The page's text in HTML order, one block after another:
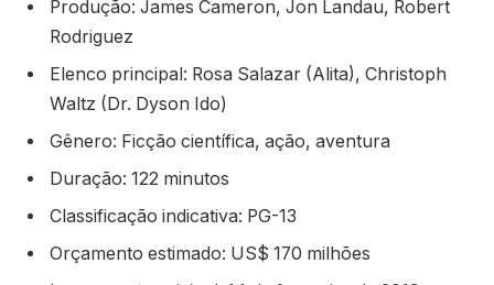
Produção: James Cameron, Jon Landau, Robert
Rodriguez
Elenco principal: Rosa Salazar (Alita), Christoph
Waltz (Dr. Dyson Ido)
Gênero: Ficção científica, ação, aventura
Duração: 122 minutos
Classificação indicativa: PG-13
Orçamento estimado: US$ 170 milhões